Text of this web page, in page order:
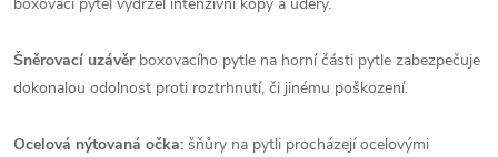
Šněrovací uzávěrboxovacího pytle na horní části pytle zabezpečuje
dokonalou odolnost proti roztrhnutí, či jinému poškození.
Ocelová nýtovaná očka: šňůry na pytli procházejí ocelovými